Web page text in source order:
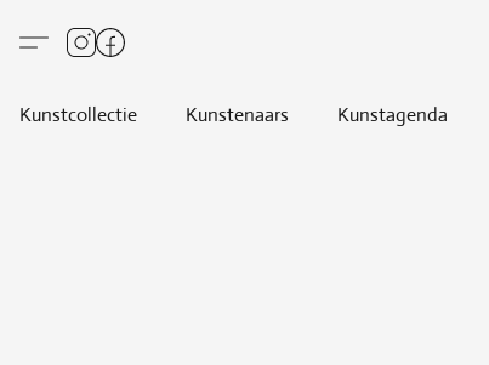
Kunstcollectie Kunstenaars Kunstagenda